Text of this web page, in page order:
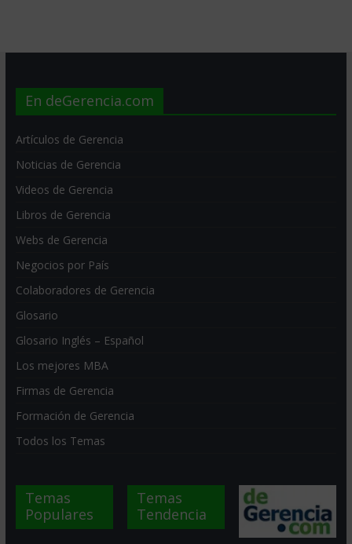
En deGerencia.com
Artículos de Gerencia
Noticias de Gerencia
Videos de Gerencia
Libros de Gerencia
Webs de Gerencia
Negocios por País
Colaboradores de Gerencia
Glosario
Glosario Inglés – Español
Los mejores MBA
Firmas de Gerencia
Formación de Gerencia
Todos los Temas
Temas
Populares
Temas
Tendencia